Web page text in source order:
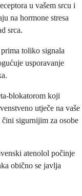
u vašem srcu i
na hormone stresa
srca.
toliko signala
usporavanje
blokatorom koji
utječe na vaše
čini sigurnijim za osobe
atenolol počinje
obično se javlja